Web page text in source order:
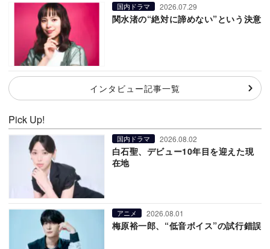
国内ドラマ 2026.07.29
関水渚の“絶対に諦めない”という決意
インタビュー記事一覧
Pick Up!
国内ドラマ 2026.08.02
白石聖、デビュー10年目を迎えた現
在地
アニメ 2026.08.01
梅原裕一郎、“低音ボイス”の試行錯誤